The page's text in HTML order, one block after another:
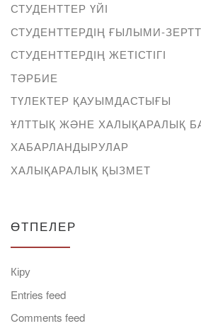
СТУДЕНТТЕР ҮЙІ
СТУДЕНТТЕРДІҢ ҒЫЛЫМИ-
СТУДЕНТТЕРДІҢ ЖЕТІСТІГІ
ТӘРБИЕ
ТҮЛЕКТЕР ҚАУЫМДАСТЫҒЫ
ҰЛТТЫҚ ЖӘНЕ ХАЛЫҚАРАЛЫҚ
ХАБАРЛАНДЫРУЛАР
ХАЛЫҚАРАЛЫҚ ҚЫЗМЕТ
ӨТПЕЛЕР
Кіру
Entries feed
Comments feed